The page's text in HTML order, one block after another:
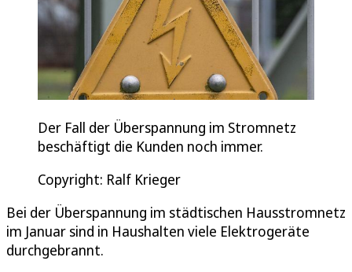
Der Fall der Überspannung im Stromnetz
beschäftigt die Kunden noch immer.
Copyright: Ralf Krieger
Bei der Überspannung im städtischen Hausstromnetz
im Januar sind in Haushalten viele Elektrogeräte
durchgebrannt.